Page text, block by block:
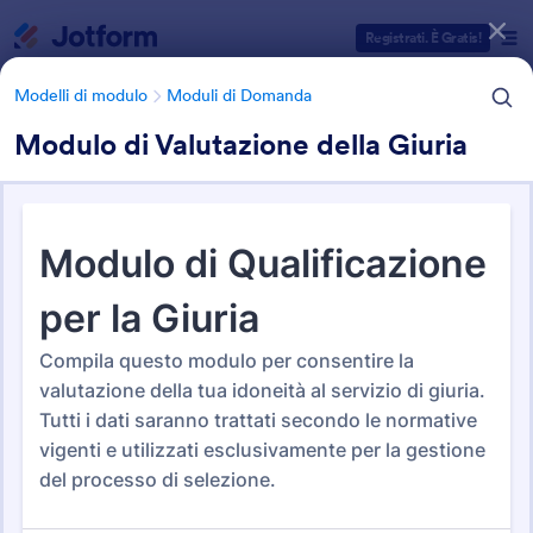
Registrati. È Gratis!
Modelli di modulo Moduli di Domanda
Modulo di Valutazione della Giuria
Modelli di modulo Moduli di Domanda
Moduli di Domanda
Categorie Template Moduli